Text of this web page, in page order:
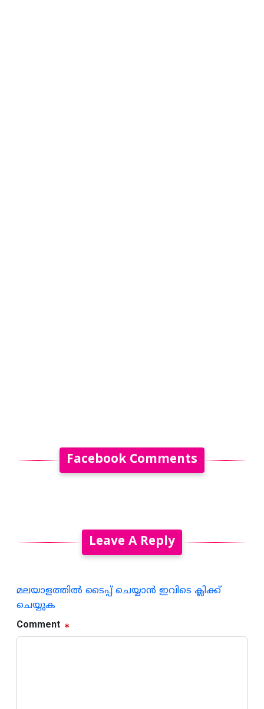
Facebook Comments
Leave A Reply
മലയാളത്തില്‍ ടൈപ്പ് ചെയ്യാന്‍ ഇവിടെ ക്ലിക്ക്
ചെയ്യുക
Comment